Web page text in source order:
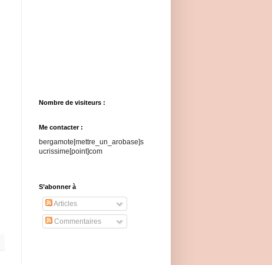
Nombre de visiteurs :
Me contacter :
bergamote[mettre_un_arobase]s
ucrissime[point]com
S’abonner à
Articles
Commentaires